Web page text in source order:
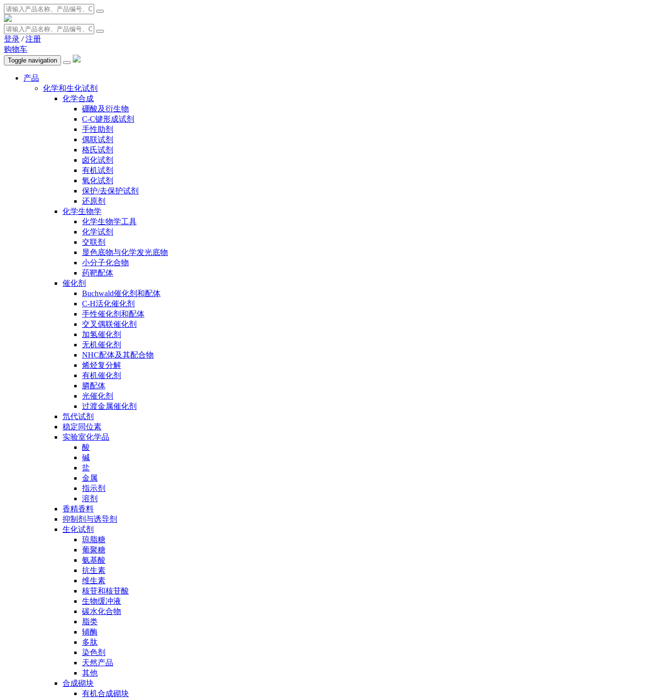
登录 / 注册
购物车
Toggle navigation
产品
化学和生化试剂
化学合成
硼酸及衍生物
C-C键形成试剂
手性助剂
偶联试剂
格氏试剂
卤化试剂
有机试剂
氧化试剂
保护/去保护试剂
还原剂
化学生物学
化学生物学工具
化学试剂
交联剂
显色底物与化学发光底物
小分子化合物
药靶配体
催化剂
Buchwald催化剂和配体
C-H活化催化剂
手性催化剂和配体
交叉偶联催化剂
加氢催化剂
无机催化剂
NHC配体及其配合物
烯烃复分解
有机催化剂
膦配体
光催化剂
过渡金属催化剂
氘代试剂
稳定同位素
实验室化学品
酸
碱
盐
金属
指示剂
溶剂
香精香料
抑制剂与诱导剂
生化试剂
琼脂糖
葡聚糖
氨基酸
抗生素
维生素
核苷和核苷酸
生物缓冲液
碳水化合物
脂类
辅酶
多肽
染色剂
天然产品
其他
合成砌块
有机合成砌块